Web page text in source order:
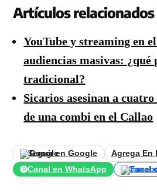
Artículos relacionados
YouTube y streaming en
audiencias masivas: ¿qué
tradicional?
Sicarios asesinan a
de una combi en el Callao
Seguir en Google
Agrega En
Canal en WhatsApp
Canal